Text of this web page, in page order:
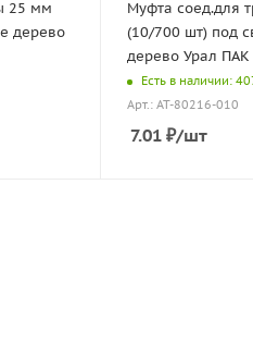
25 мм
дерево
Муфта соед.для
(10/700 шт) под
дерево Урал ПАК
Есть в наличии:
Арт.: АТ-80216-010
7.01₽/шт